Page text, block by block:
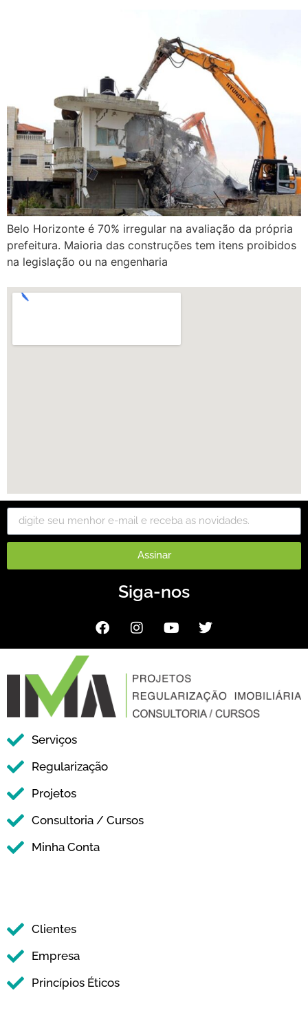
Belo Horizonte é 70% irregular na avaliação da própria
prefeitura. Maioria das construções tem itens proibidos
na legislação ou na engenharia
Assinar
Siga-nos
Serviços
Regularização
Projetos
Consultoria / Cursos
Minha Conta
Clientes
Empresa
Princípios Éticos